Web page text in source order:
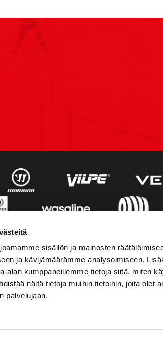
sisällön ja mainosten
ja kävijämäärämme analysoimiseen.
alan kumppaneillemme tietoja siitä, miten
näitä tietoja muihin tietoihin, joita olet
palvelujaan.